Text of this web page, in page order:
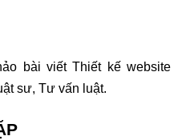
bài viết Thiết kế website
sư, Tư vấn luật.